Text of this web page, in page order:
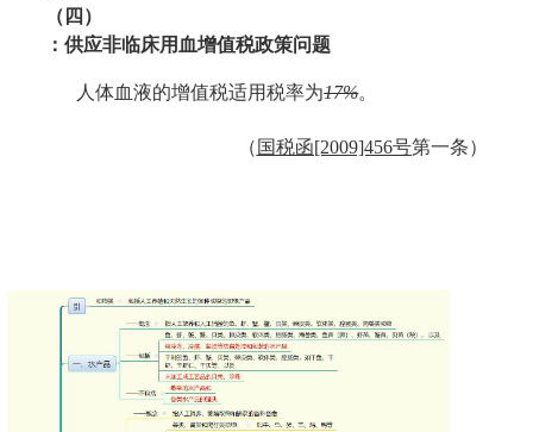
（四）
：供应非临床用血增值税政策问题
人体血液的增值税适用税率为17%。
（ 国税函[2009]456号第一条）